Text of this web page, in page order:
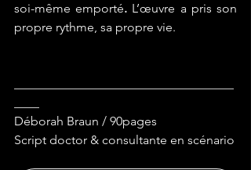
soi-même emporté. L’œuvre a pris son
propre rythme, sa propre vie.
Déborah Braun / 90pages
Script doctor & consultante en scénario